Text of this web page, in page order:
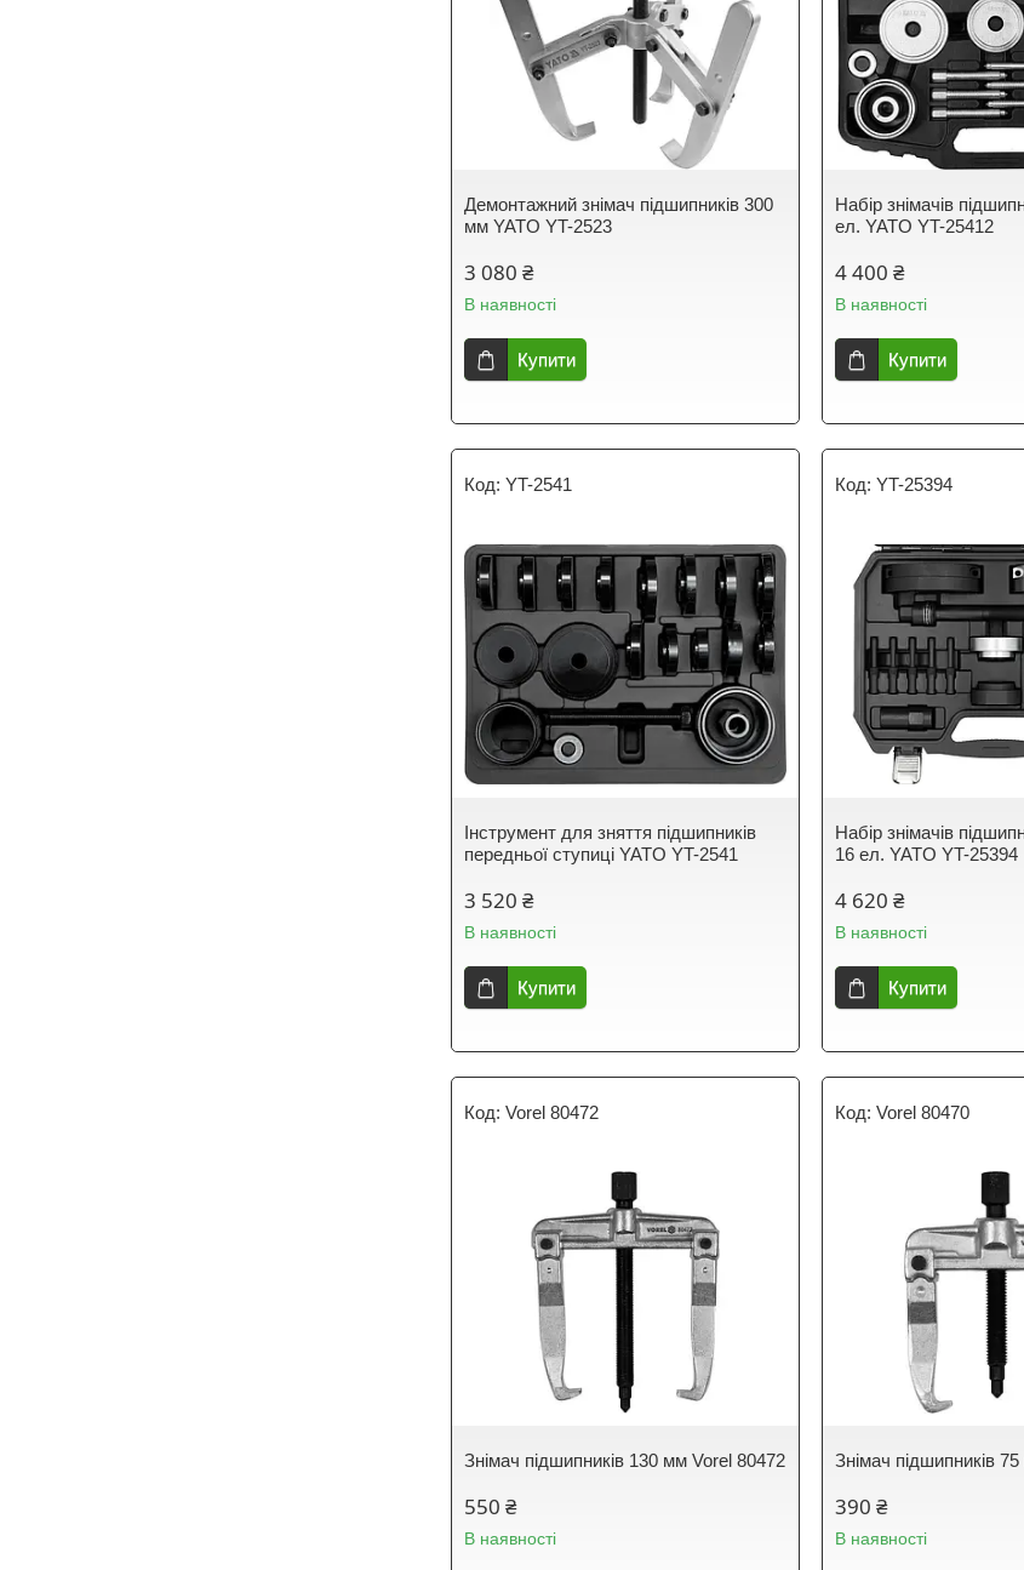
Демонтажний знімач підшипників 300
мм YATO YT-2523
3 080 ₴
В наявності
Купити
Набір знімачів
ел. YATO YT-25412
4 400 ₴
В наявності
Купити
YT-2541
Інструмент для зняття підшипників
передньої ступиці YATO YT-2541
3 520 ₴
В наявності
Купити
YT-25394
Набір знімачів
16 ел. YATO YT-25394
4 620 ₴
В наявності
Купити
Vorel 80472
Знімач підшипників 130 мм Vorel 80472
550 ₴
В наявності
Vorel 80470
Знімач підшипників
390 ₴
В наявності